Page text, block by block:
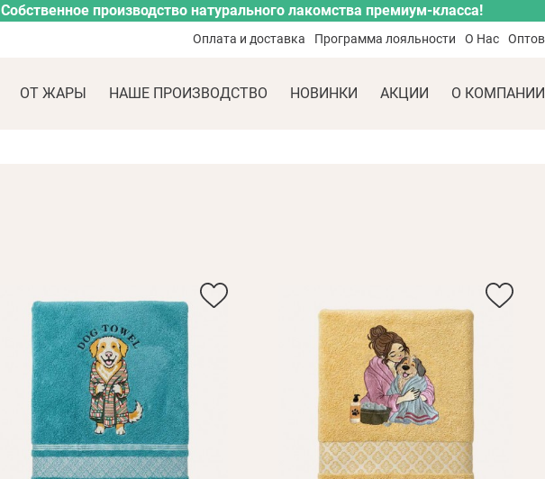
Собственное производство натурального лакомства премиум-класса!
Оплата и доставка Программа лояльности О Нас
ОТ ЖАРЫ НАШЕ ПРОИЗВОДСТВО НОВИНКИ АКЦИИ О КОМПАНИИ